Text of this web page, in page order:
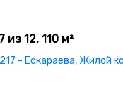
12, 110 м²
- Ескараева, Жилой